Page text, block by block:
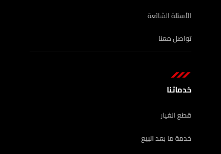
الأسئلة الشائعة
تواصل معنا
خدماتنا
قطع الغيار
خدمة ما بعد البيع